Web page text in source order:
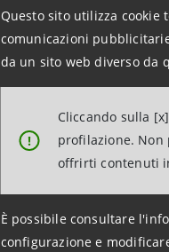
Questo sito utilizza cookie
comunicazioni
da un sito web diverso da
!
Cliccando sulla
profilazione. Non
offrirti contenuti
È possibile consultare
configurazione e
•Dorella
•Guido Di
•Paola
• Cesare
•Ignazio
UNIBA per il